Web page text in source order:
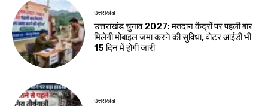
उत्तराखंड
उत्तराखंड चुनाव 2027: मतदान केंद्रों पर पहली बार
मिलेगी मोबाइल जमा करने की सुविधा, वोटर आईडी भी
15 दिन में होगी जारी
उत्तराखंड